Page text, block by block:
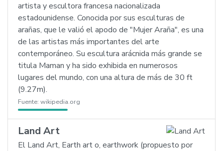
artista y escultora francesa nacionalizada
estadounidense. Conocida por sus esculturas de
arañas, que le valió el apodo de "Mujer Araña", es una
de las artistas más importantes del arte
contemporáneo. Su escultura arácnida más grande se
titula Maman y ha sido exhibida en numerosos
lugares del mundo, con una altura de más de 30 ft
(9.27m).
Fuente: wikipedia.org
Land Art
El Land Art, Earth art o, earthwork (propuesto por